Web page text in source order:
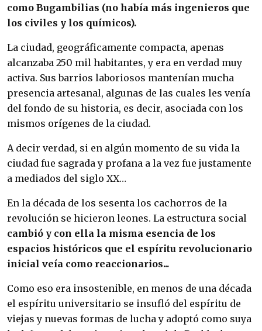
como Bugambilias (no había más ingenieros que
los civiles y los químicos).
La ciudad, geográficamente compacta, apenas
alcanzaba 250 mil habitantes, y era en verdad muy
activa. Sus barrios laboriosos mantenían mucha
presencia artesanal, algunas de las cuales les venía
del fondo de su historia, es decir, asociada con los
mismos orígenes de la ciudad.
A decir verdad, si en algún momento de su vida la
ciudad fue sagrada y profana a la vez fue justamente
a mediados del siglo XX…
En la década de los sesenta los cachorros de la
revolución se hicieron leones. La estructura social
cambió y con ella la misma esencia de los
espacios históricos que el espíritu revolucionario
inicial veía como reaccionarios...
Como eso era insostenible, en menos de una década
el espíritu universitario se insufló del espíritu de
viejas y nuevas formas de lucha y adoptó como suya